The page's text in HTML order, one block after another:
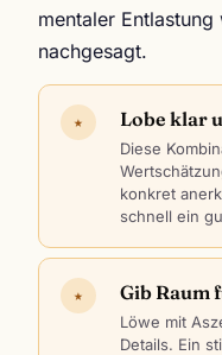
mentaler
nachgesagt.
★ Lobe klar
Diese
konkret
schnell ein
★ Gib Raum
Löwe mit
Details. Ein